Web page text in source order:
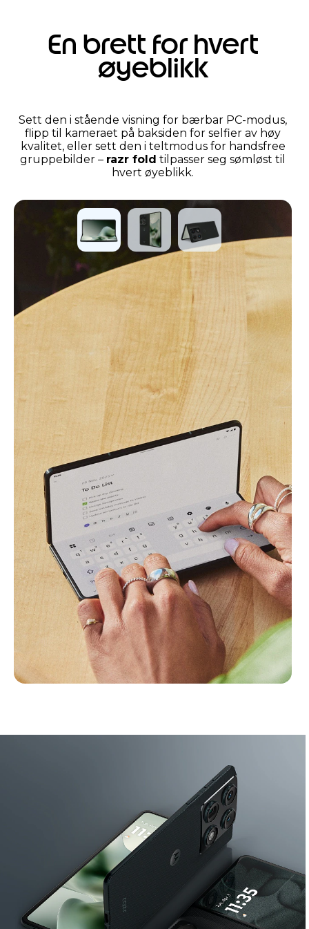
En brett for hvert
øyeblikk
Sett den i stående visning for bærbar PC-modus,
flipp til kameraet på baksiden for selfier av høy
kvalitet, eller sett den i teltmodus for handsfree
gruppebilder – razr fold tilpasser seg sømløst til
hvert øyeblikk.